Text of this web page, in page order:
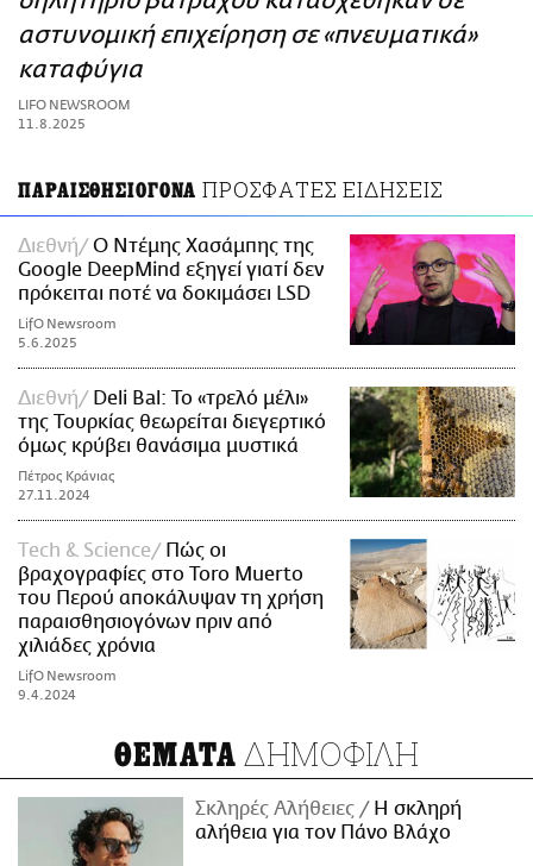
ΑΜΠΑ
PRINT
αστυνομική επιχείρηση σε «πνευματικά»
καταφύγια
LIFO NEWSROOM
11.8.2025
ΠΑΡΑΙΣΘΗΣΙΟΓΟΝΑ ΠΡΟΣΦΑΤΕΣ ΕΙΔΗΣΕΙΣ
Διεθνή
Ο Ντέμης Χασάμπης της
Google DeepMind εξηγεί γιατί δεν
πρόκειται ποτέ να δοκιμάσει LSD
LifO Newsroom
5.6.2025
Διεθνή
Deli Bal: Το «τρελό μέλι»
της Τουρκίας θεωρείται διεγερτικό
όμως κρύβει θανάσιμα μυστικά
Πέτρος Κράνιας
27.11.2024
Τech & Science
Πώς οι
βραχογραφίες στο Toro Muerto
του Περού αποκάλυψαν τη χρήση
παραισθησιογόνων πριν από
χιλιάδες χρόνια
LifO Newsroom
9.4.2024
ΘΕΜΑΤΑ ΔΗΜΟΦΙΛΗ
Σκληρές Αλήθειες
H σκληρή
αλήθεια για τον Πάνο Βλάχο